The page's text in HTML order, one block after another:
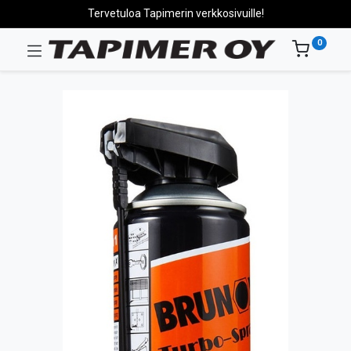
Tervetuloa Tapimerin verkkosivuille!
0